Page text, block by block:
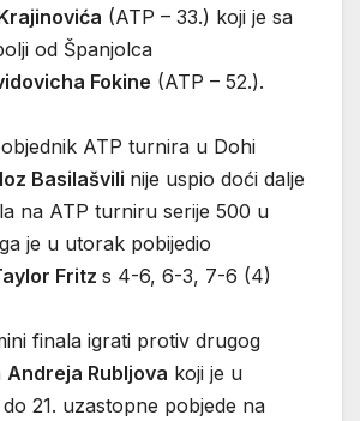
(ATP – 33.) koji je sa
od Španjolca
Fokine (ATP – 52.).
ATP turnira u Dohi
Basilašvili nije uspio doći dalje
na ATP turniru serije 500 u
je u utorak pobijedio
Fritz s 4-6, 6-3, 7-6 (4)
finala igrati protiv drugog
Andreja Rubljova koji je u
21. uzastopne pobjede na